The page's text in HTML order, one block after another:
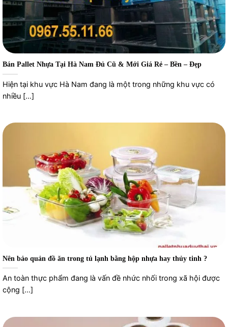
Bán Pallet Nhựa Tại Hà Nam Đủ Cũ & Mới Giá Rẻ – Bền – Đẹp
Hiện tại khu vực Hà Nam đang là một trong những khu vực có
nhiều [...]
Nên bảo quản đồ ăn trong tủ lạnh bằng hộp nhựa hay thủy tinh ?
An toàn thực phẩm đang là vấn đề nhức nhối trong xã hội được
cộng [...]